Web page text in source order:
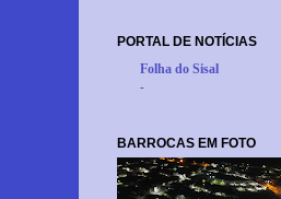
PORTAL DE NOTÍCIAS
Folha do Sisal
-
BARROCAS EM FOTO